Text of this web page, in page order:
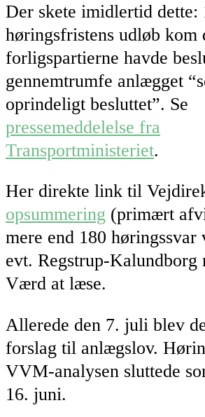
Der skete imidlertid dette:
høringsfristens udløb kom
forligspartierne havde
gennemtrumfe anlægget
oprindeligt besluttet”. Se
pressemeddelelse fra
Transportministeriet.
Her direkte link til
opsummering (primært
mere end 180 høringssvar
evt. Regstrup-Kalundborg
Værd at læse.
Allerede den 7. juli blev
forslag til anlægslov.
VVM-analysen sluttede
16. juni.